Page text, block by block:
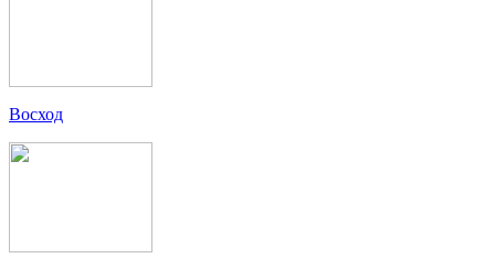
Восход